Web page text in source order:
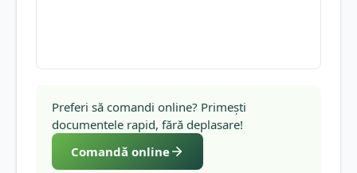
Preferi să comandi online? Primești
documentele rapid, fără deplasare!
Comandă online